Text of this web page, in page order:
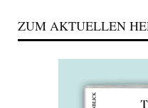
ZUM AKTUELLEN